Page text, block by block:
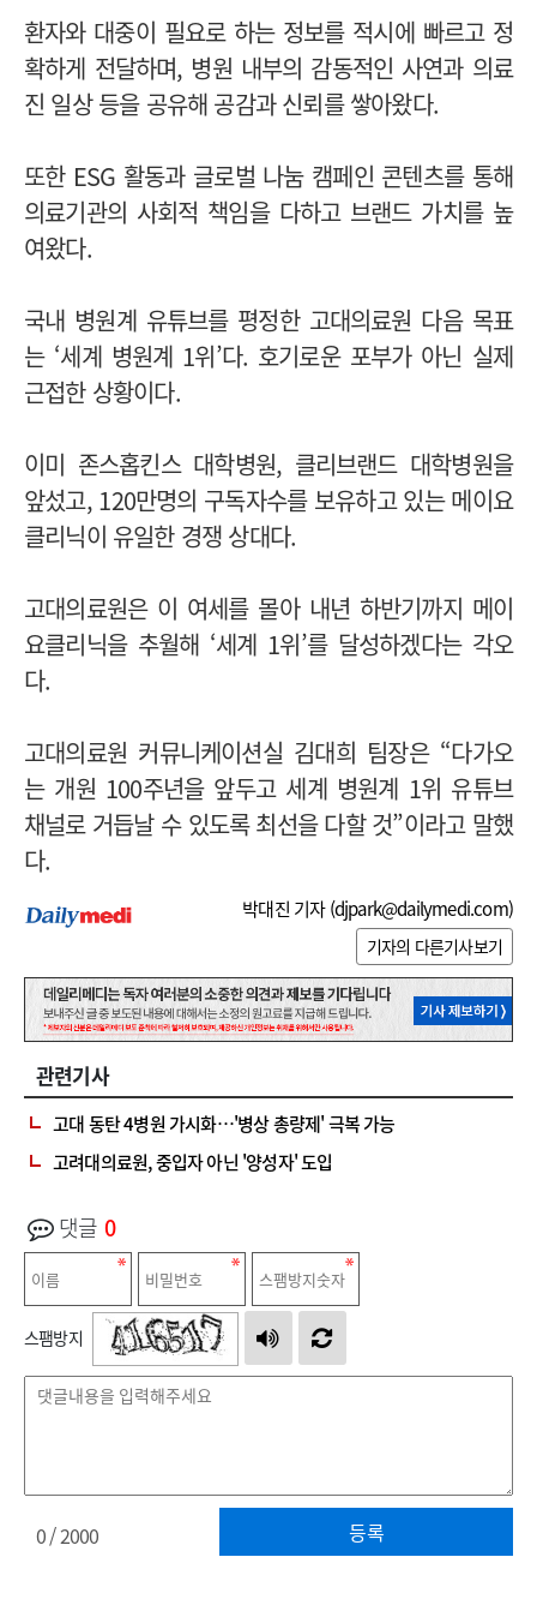
환자와 대중이 필요로 하는 정보를 적시에 빠르고 정
확하게 전달하며, 병원 내부의 감동적인 사연과 의료
진 일상 등을 공유해 공감과 신뢰를 쌓아왔다.
또한 ESG 활동과 글로벌 나눔 캠페인 콘텐츠를 통해
의료기관의 사회적 책임을 다하고 브랜드 가치를 높
여왔다.
국내 병원계 유튜브를 평정한 고대의료원 다음 목표
는 ‘세계 병원계 1위’다. 호기로운 포부가 아닌 실제
근접한 상황이다.
이미 존스홉킨스 대학병원, 클리브랜드 대학병원을
앞섰고, 120만명의 구독자수를 보유하고 있는 메이요
클리닉이 유일한 경쟁 상대다.
고대의료원은 이 여세를 몰아 내년 하반기까지 메이
요클리닉을 추월해 ‘세계 1위’를 달성하겠다는 각오
다.
고대의료원 커뮤니케이션실 김대희 팀장은 “다가오
는 개원 100주년을 앞두고 세계 병원계 1위 유튜브
채널로 거듭날 수 있도록 최선을 다할 것”이라고 말했
다.
박대진 기자 (djpark@dailymedi.com)
기자의 다른기사보기
관련기사
고대 동탄 4병원 가시화…'병상 총량제' 극복 가능
고려대의료원, 중입자 아닌 '양성자' 도입
댓글 0
스팸방지
등록
0/ 2000